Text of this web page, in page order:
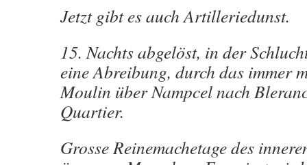
Jetzt gibt es auch Artilleriedunst.
15. Nachts abgelöst, in der
eine Abreibung, durch das immer
Moulin über Nampcel nach
Quartier.
Grosse Reinemachetage des